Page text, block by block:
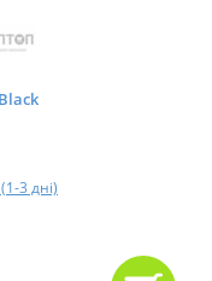
3 дні)